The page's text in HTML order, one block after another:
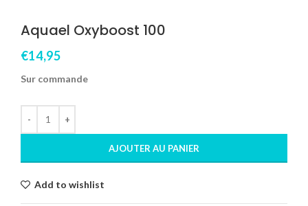
Aquael Oxyboost 100
€14,95
Sur commande
AJOUTER AU PANIER
Add to wishlist